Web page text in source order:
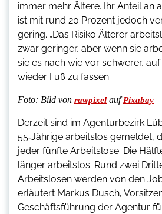
immer mehr Ältere. Ihr Anteil an
ist mit rund 20 Prozent jedoch
gering. „Das Risiko Älterer
zwar geringer, aber wenn sie
sie es nach wie vor schwerer,
wieder Fuß zu fassen.
Foto: Bild von rawpixel aufPixabay
Derzeit sind im Agenturbezirk
55‑Jährige arbeitslos gemeldet,
jeder fünfte Arbeitslose. Die
länger arbeitslos. Rund zwei
Arbeitslosen werden von den
erläutert Markus Dusch,
Geschäftsführung der Agentur